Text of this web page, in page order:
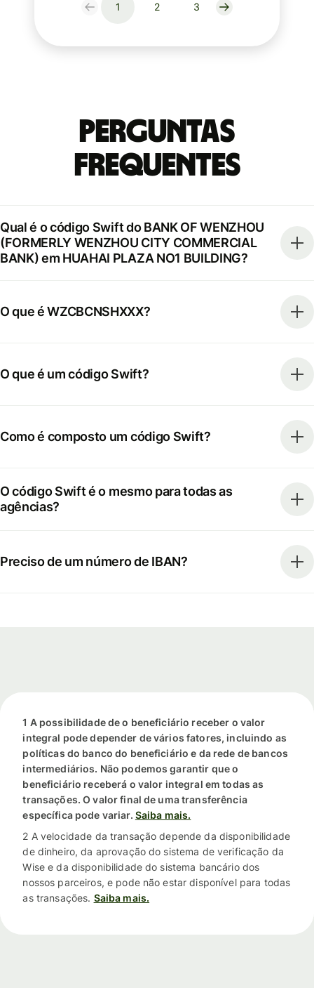
1 2 3
Perguntas
frequentes
Qual é o código Swift do BANK OF WENZHOU
(FORMERLY WENZHOU CITY COMMERCIAL
BANK) em HUAHAI PLAZA NO1 BUILDING?
O que é WZCBCNSHXXX?
O que é um código Swift?
Como é composto um código Swift?
O código Swift é o mesmo para todas as
agências?
Preciso de um número de IBAN?
1 A possibilidade de o beneficiário receber o valor
integral pode depender de vários fatores, incluindo as
políticas do banco do beneficiário e da rede de bancos
intermediários. Não podemos garantir que o
beneficiário receberá o valor integral em todas as
transações. O valor final de uma transferência
específica pode variar. Saiba mais.
2 A velocidade da transação depende da disponibilidade
de dinheiro, da aprovação do sistema de verificação da
Wise e da disponibilidade do sistema bancário dos
nossos parceiros, e pode não estar disponível para todas
as transações. Saiba mais.